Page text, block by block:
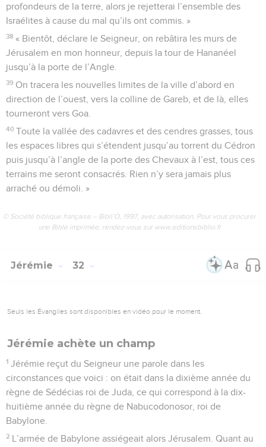
profondeurs de la terre, alors je rejetterai l’ensemble des
Israélites à cause du mal qu’ils ont commis. »
38 « Bientôt, déclare le Seigneur, on rebâtira les murs de
Jérusalem en mon honneur, depuis la tour de Hananéel
jusqu’à la porte de l’Angle.
39 On tracera les nouvelles limites de la ville d’abord en
direction de l’ouest, vers la colline de Gareb, et de là, elles
tourneront vers Goa.
40 Toute la vallée des cadavres et des cendres grasses, tous
les espaces libres qui s’étendent jusqu’au torrent du Cédron
puis jusqu’à l’angle de la porte des Chevaux à l’est, tous ces
terrains me seront consacrés. Rien n’y sera jamais plus
arraché ou démoli. »
© Société biblique française – Bibli’O, 1997, avec autorisation. Pour vous procurer
une Bible imprimée, rendez-vous sur www.editionsbiblio.fr
Jérémie 32
Seuls les Évangiles sont disponibles en vidéo pour le moment.
Jérémie achète un champ
1 Jérémie reçut du Seigneur une parole dans les
circonstances que voici : on était dans la dixième année du
règne de Sédécias roi de Juda, ce qui correspond à la dix-
huitième année du règne de Nabucodonosor, roi de
Babylone.
2 L’armée de Babylone assiégeait alors Jérusalem. Quant au